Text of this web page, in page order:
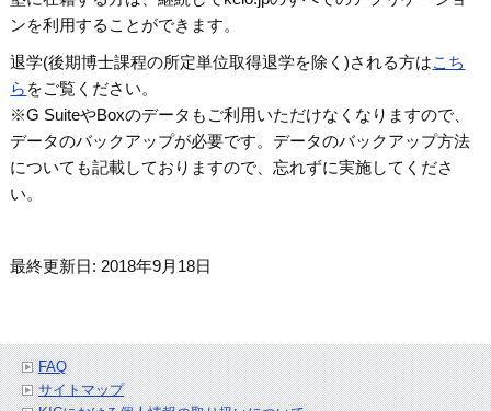
ンを利用することができます。
退学(後期博士課程の所定単位取得退学を除く)される方はこち
ら をご覧ください。
※G SuiteやBoxのデータもご利用いただけなくなりますので、
データのバックアップが必要です。データのバックアップ方法
についても記載しておりますので、忘れずに実施してくださ
い。
最終更新日: 2018年9月18日
FAQ
サイトマップ